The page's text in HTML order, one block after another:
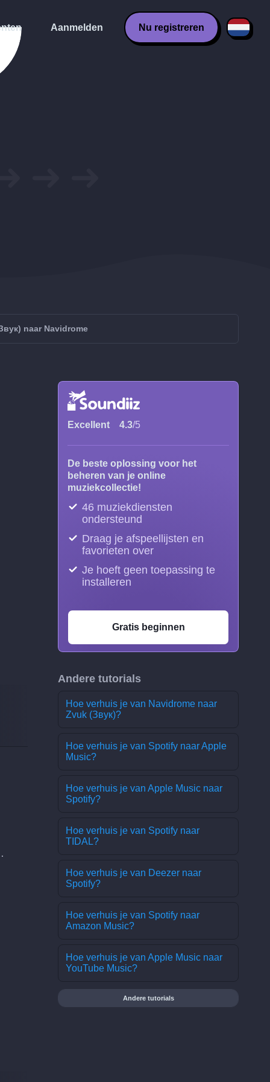
Aanmelden Nu registreren
naar Navidrome
Excellent 4.3/5
De beste oplossing voor het
beheren van je online
muziekcollectie!
46 muziekdiensten
ondersteund
Draag je afspeellijsten en
favorieten over
Je hoeft geen toepassing te
installeren
Gratis beginnen
Andere tutorials
Hoe verhuis je van Navidrome naar
Zvuk (Звук)?
Hoe verhuis je van Spotify naar Apple
Music?
Hoe verhuis je van Apple Music naar
Spotify?
Hoe verhuis je van Spotify naar
TIDAL?
Hoe verhuis je van Deezer naar
Spotify?
Hoe verhuis je van Spotify naar
Amazon Music?
Hoe verhuis je van Apple Music naar
YouTube Music?
Andere tutorials